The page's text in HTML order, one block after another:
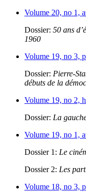
Volume 20, no 1,
Dossier: 50 ans
1960
Volume 19, no 3,
Dossier: Pierre-
débuts de la
Volume 19, no 2,
Dossier: La
Volume 19, no 1,
Dossier 1: Le
Dossier 2: Les
Volume 18, no 3,